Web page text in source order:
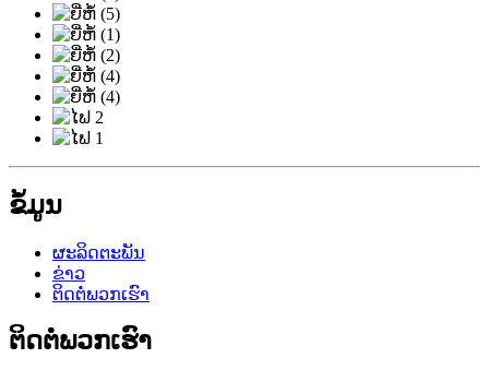
ຂໍ້ມູນ
ຜະລິດຕະພັນ
ຂ່າວ
ຕິດຕໍ່ພວກເຮົາ
ຕິດຕໍ່ພວກເຮົາ